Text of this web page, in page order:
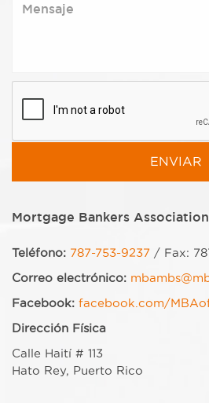
Mortgage Bankers
Teléfono: 787-753-9237 / Fax:
Correo electrónico:
Facebook: facebook.com/
Dirección Física
Calle Haití # 113
Hato Rey, Puerto Rico